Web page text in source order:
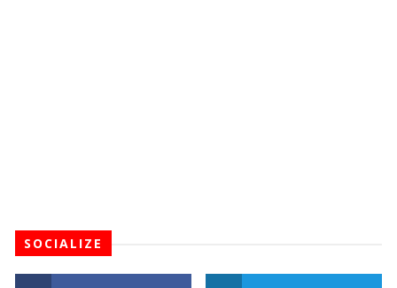
SOCIALIZE